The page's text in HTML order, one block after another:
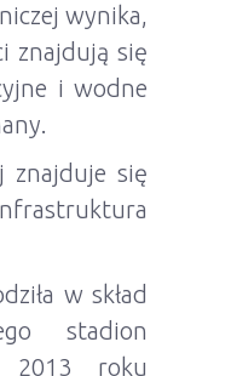
wynika,
znajdują się
i wodne
znajduje się
w skład
stadion
2013 roku